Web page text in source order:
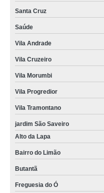
Santa Cruz
Saúde
Vila Andrade
Vila Cruzeiro
Vila Morumbi
Vila Progredior
Vila Tramontano
jardim São Saveiro
Alto da Lapa
Bairro do Limão
Butantã
Freguesia do Ó